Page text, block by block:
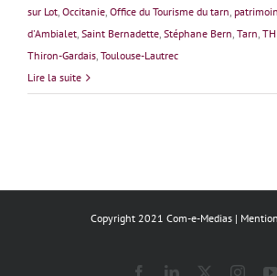
sur Lot, Occitanie, Office du Tourisme du tarn,
d'Ambialet, Saint Bernadette, Stéphane Bern, Tarn,
Thiron-Gardais, Toulouse-Lautrec
Lire la suite
Copyright 2021 Com-e-Medias |
FacebookLinkedIn